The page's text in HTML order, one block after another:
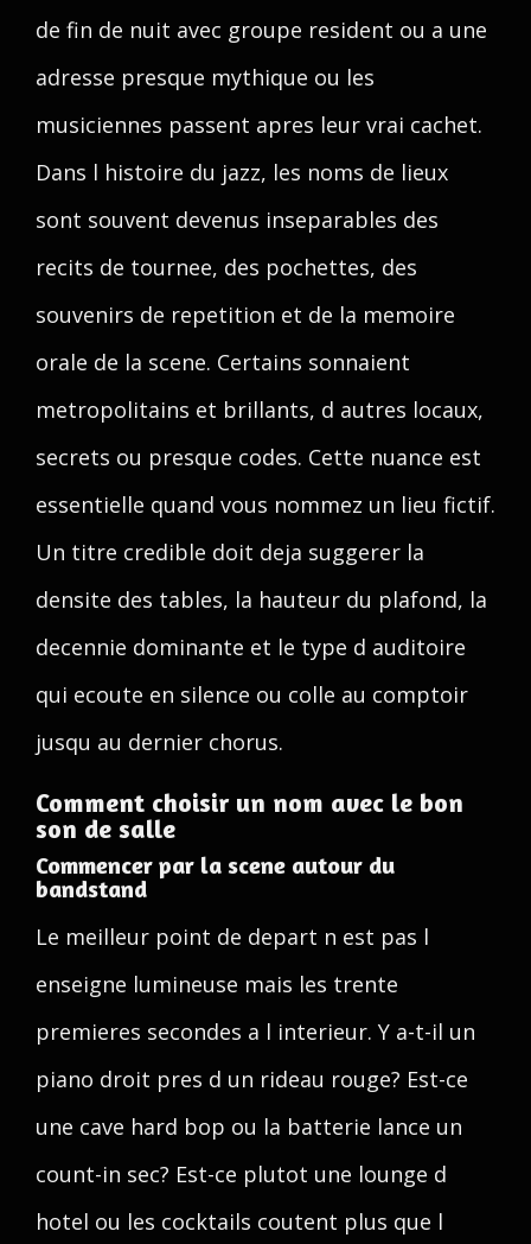
de fin de nuit avec groupe resident ou a une
adresse presque mythique ou les
musiciennes passent apres leur vrai cachet.
Dans l histoire du jazz, les noms de lieux
sont souvent devenus inseparables des
recits de tournee, des pochettes, des
souvenirs de repetition et de la memoire
orale de la scene. Certains sonnaient
metropolitains et brillants, d autres locaux,
secrets ou presque codes. Cette nuance est
essentielle quand vous nommez un lieu fictif.
Un titre credible doit deja suggerer la
densite des tables, la hauteur du plafond, la
decennie dominante et le type d auditoire
qui ecoute en silence ou colle au comptoir
jusqu au dernier chorus.
Comment choisir un nom avec le bon
son de salle
Commencer par la scene autour du
bandstand
Le meilleur point de depart n est pas l
enseigne lumineuse mais les trente
premieres secondes a l interieur. Y a-t-il un
piano droit pres d un rideau rouge? Est-ce
une cave hard bop ou la batterie lance un
count-in sec? Est-ce plutot une lounge d
hotel ou les cocktails coutent plus que l